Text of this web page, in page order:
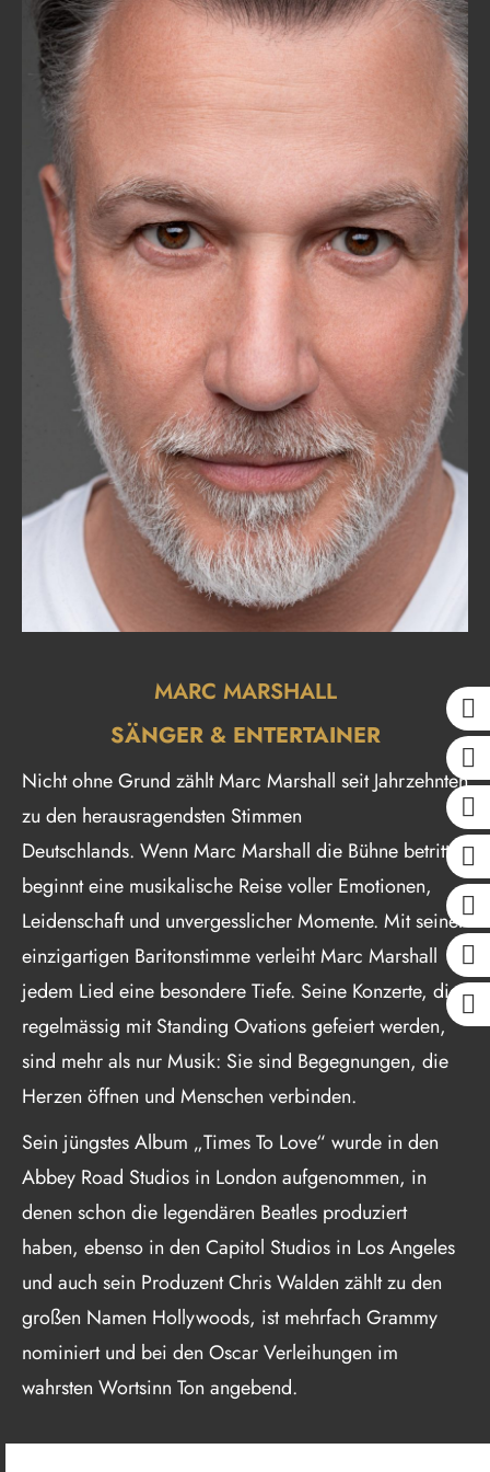
MARC MARSHALL
SÄNGER & ENTERTAINER
Nicht ohne Grund zählt Marc Marshall seit Jahrzehnten
zu den herausragendsten Stimmen
Deutschlands. Wenn Marc Marshall die Bühne betritt,
beginnt eine musikalische Reise voller Emotionen,
Leidenschaft und unvergesslicher Momente. Mit seiner
einzigartigen Baritonstimme verleiht Marc Marshall
jedem Lied eine besondere Tiefe. Seine Konzerte, die
regelmässig mit Standing Ovations gefeiert werden,
sind mehr als nur Musik: Sie sind Begegnungen, die
Herzen öffnen und Menschen verbinden.
Sein jüngstes Album „Times To Love“ wurde in den
Abbey Road Studios in London aufgenommen, in
denen schon die legendären Beatles produziert
haben, ebenso in den Capitol Studios in Los Angeles
und auch sein Produzent Chris Walden zählt zu den
großen Namen Hollywoods, ist mehrfach Grammy
nominiert und bei den Oscar Verleihungen im
wahrsten Wortsinn Ton angebend.